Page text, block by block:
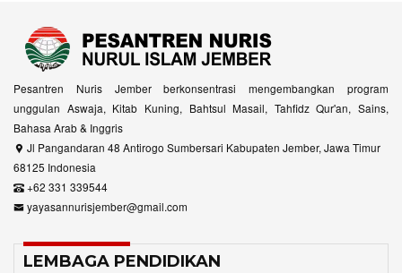
Pesantren Nuris Jember berkonsentrasi mengembangkan program
unggulan Aswaja, Kitab Kuning, Bahtsul Masail, Tahfidz Qur'an, Sains,
Bahasa Arab & Inggris
Jl Pangandaran 48 Antirogo Sumbersari Kabupaten Jember, Jawa Timur
68125 Indonesia
+62 331 339544
yayasannurisjember@gmail.com
LEMBAGA PENDIDIKAN